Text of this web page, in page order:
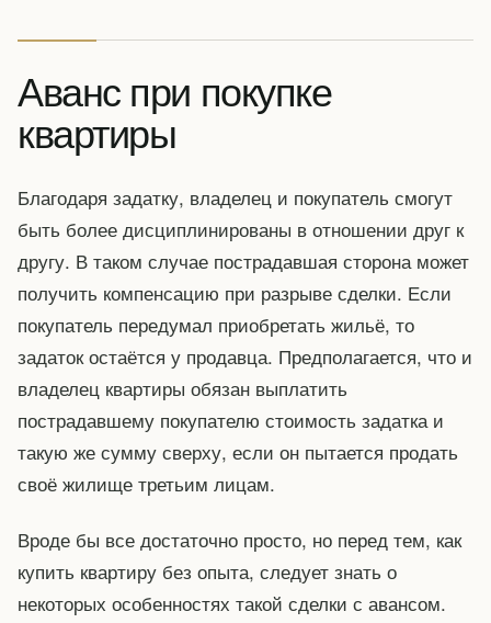
Аванс при покупке
квартиры
Благодаря задатку, владелец и покупатель смогут
быть более дисциплинированы в отношении друг к
другу. В таком случае пострадавшая сторона может
получить компенсацию при разрыве сделки. Если
покупатель передумал приобретать жильё, то
задаток остаётся у продавца. Предполагается, что и
владелец квартиры обязан выплатить
пострадавшему покупателю стоимость задатка и
такую же сумму сверху, если он пытается продать
своё жилище третьим лицам.
Вроде бы все достаточно просто, но перед тем, как
купить квартиру без опыта, следует знать о
некоторых особенностях такой сделки с авансом.